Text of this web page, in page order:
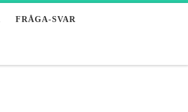
FRÅGA-SVAR